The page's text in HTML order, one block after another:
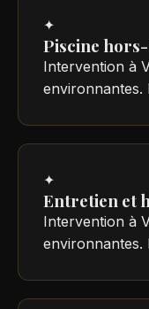
✦
Piscine
Intervention à
environnantes.
✦
Entretien et
Intervention à
environnantes.